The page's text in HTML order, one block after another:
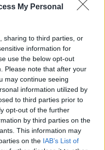
My Personal
sharing to third parties, or
information for
use the below opt-out
Please note that after your
may continue seeing
information utilized by
to third parties prior to
opt-out of the further
by third parties on the
This information may
on the IAB’s List of
λόγος
τα